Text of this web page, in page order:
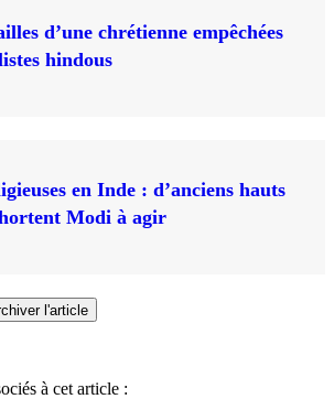
d’une chrétienne empêchées
hindous
en Inde : d’anciens hauts
Modi à agir
l'article
à cet article :